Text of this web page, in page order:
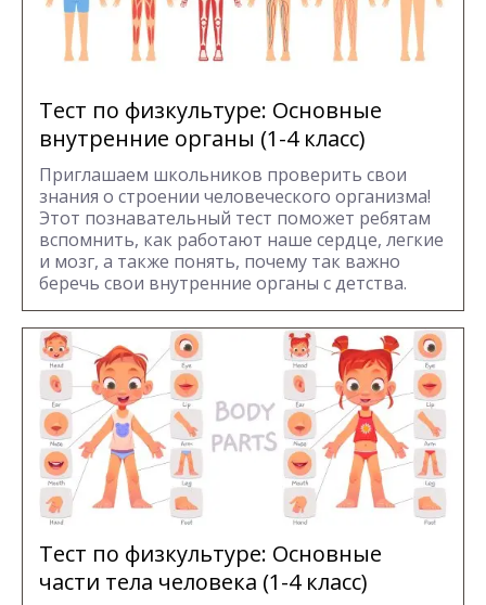
Тест по физкультуре: Основные
внутренние органы (1-4 класс)
Приглашаем школьников проверить свои
знания о строении человеческого организма!
Этот познавательный тест поможет ребятам
вспомнить, как работают наше сердце, легкие
и мозг, а также понять, почему так важно
беречь свои внутренние органы с детства.
Тест по физкультуре: Основные
части тела человека (1-4 класс)